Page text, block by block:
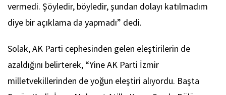
vermedi. Şöyledir, böyledir, şundan dolayı katılmadım
diye bir açıklama da yapmadı” dedi.
Solak, AK Parti cephesinden gelen eleştirilerin de
azaldığını belirterek, “Yine AK Parti İzmir
milletvekillerinden de yoğun eleştiri alıyordu. Başta